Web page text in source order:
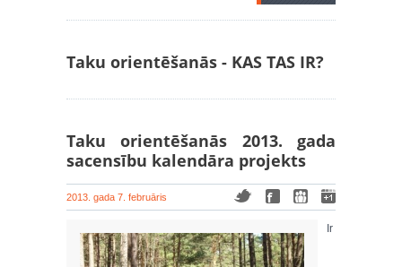
Taku orientēšanās - KAS TAS IR?
Taku orientēšanās 2013. gada
sacensību kalendāra projekts
2013. gada 7. februāris
Ir